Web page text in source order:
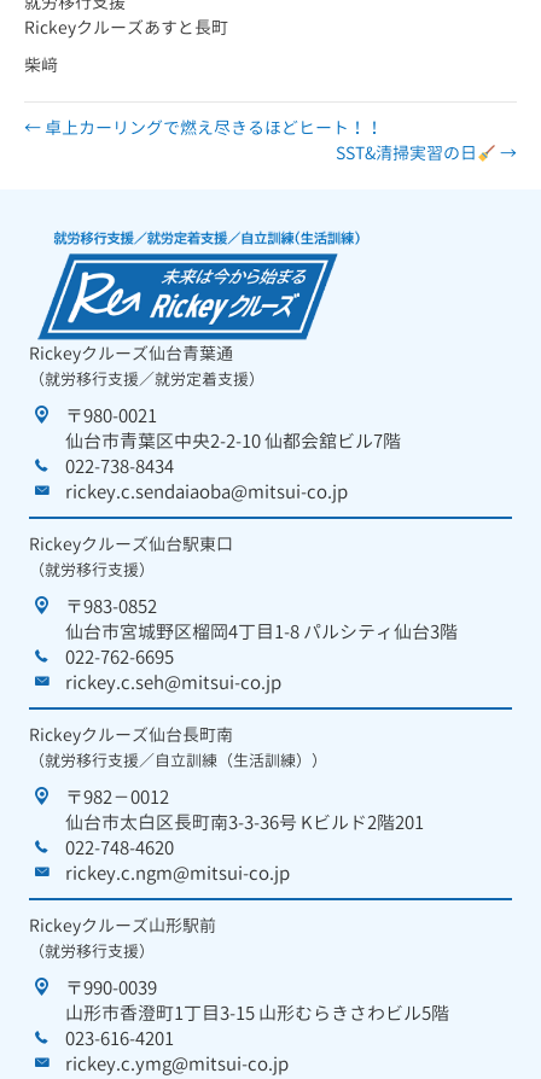
Rickeyクルーズあすと長町
柴﨑
← 卓上カーリングで燃え尽きるほどヒート！！
SST&清掃実習の日
→
Rickeyクルーズ仙台青葉通
（就労移行支援／就労定着支援）
〒980-0021
仙台市青葉区中央2-2-10 仙都会舘ビル7階
022-738-8434
rickey.c.sendaiaoba@mitsui-co.jp
Rickeyクルーズ仙台駅東口
（就労移行支援）
〒983-0852
仙台市宮城野区榴岡4丁目1-8 パルシティ仙台3階
022-762-6695
rickey.c.seh@mitsui-co.jp
Rickeyクルーズ仙台長町南
（就労移行支援／自立訓練（生活訓練））
〒982－0012
仙台市太白区長町南3-3-36号 Kビルド2階201
022-748-4620
rickey.c.ngm@mitsui-co.jp
Rickeyクルーズ山形駅前
（就労移行支援）
〒990-0039
山形市香澄町1丁目3-15 山形むらきさわビル5階
023-616-4201
rickey.c.ymg@mitsui-co.jp